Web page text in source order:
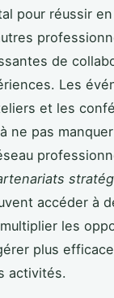
pour réussir
de
Les
et les
ne pas
accéder à
les
plus
activités.